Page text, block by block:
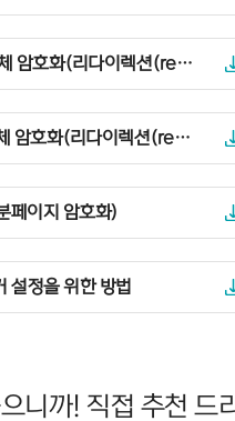
(HTML Tag)전체 암호화(리다이렉션(redirection) 설정을 위한 소스
(javascript)전체 암호화(리다이렉션(redirection) 설정을 위한 소스
페이지 암호화)
설정을 위한 방법
니까! 직접 추천 드